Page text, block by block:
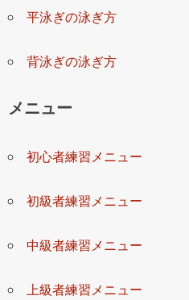
平泳ぎの泳ぎ方
背泳ぎの泳ぎ方
メニュー
初心者練習メニュー
初級者練習メニュー
中級者練習メニュー
上級者練習メニュー